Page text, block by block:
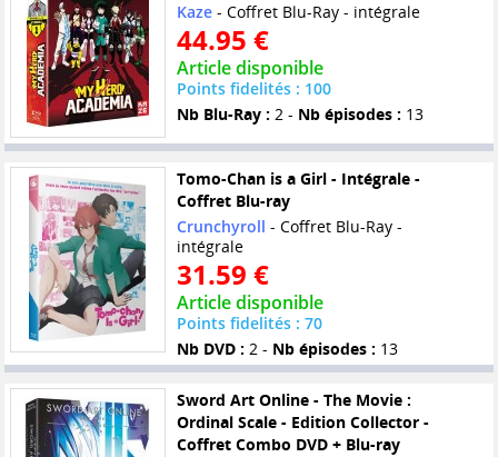
Kaze- Coffret Blu-Ray - intégrale
44.95 €
Article disponible
Points fidelités : 100
Nb Blu-Ray : 2 - Nb épisodes : 13
Tomo-Chan is a Girl - Intégrale -
Coffret Blu-ray
Crunchyroll - Coffret Blu-Ray -
intégrale
31.59 €
Article disponible
Points fidelités : 70
Nb DVD : 2 - Nb épisodes : 13
Sword Art Online - The Movie :
Ordinal Scale - Edition Collector -
Coffret Combo DVD + Blu-ray